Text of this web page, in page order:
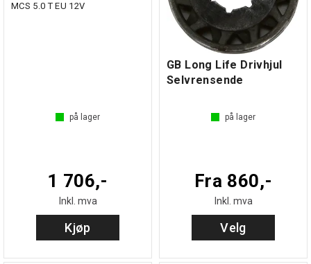
MCS 5.0 T EU 12V
på lager
1 706,-
Inkl. mva
Kjøp
GB Long Life Drivhjul
Selvrensende
på lager
Fra 860,-
Inkl. mva
Velg